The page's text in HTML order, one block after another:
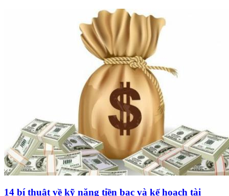
14 bí thuật về kỹ năng tiền bạc và kế hoạch tài